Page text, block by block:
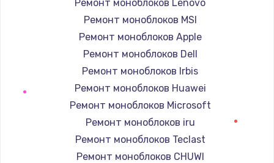
Ремонт моноблоков Lenovo
Ремонт моноблоков MSI
Ремонт моноблоков Apple
Ремонт моноблоков Dell
Ремонт моноблоков Irbis
Ремонт моноблоков Huawei
Ремонт моноблоков Microsoft
Ремонт моноблоков iru
Ремонт моноблоков Teclast
Ремонт моноблоков CHUWI